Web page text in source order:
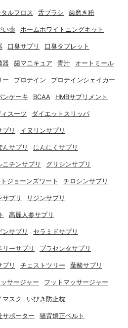
ルフロス 舌ブラシ 歯磨き粉
い薬 ホームホワイトニングキット
口臭サプリ 口臭タブレット
器 歯マニキュア 青汁 オートミール
ー プロテイン プロテインシェイカー
ンケーキ BCAA HMBサプリメント
スーツ ダイエットスリッパ
プリ イヌリンサプリ
んサプリ にんにくサプリ
ニチンサプリ グリシンサプリ
ジョーンズワート チロシンサプリ
サプリ リジンサプリ
高麗人参サプリ
ンサプリ セラミドサプリ
リーサプリ プラセンタサプリ
プリ チェストツリー 葉酸サプリ
サージャー フットマッサージャー
マスク いびき防止枕
サポーター 猫背矯正ベルト